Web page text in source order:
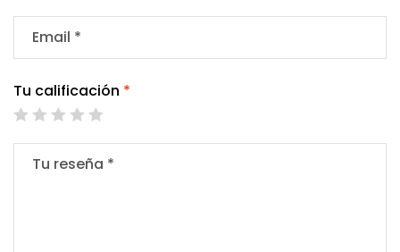
Tu calificación *